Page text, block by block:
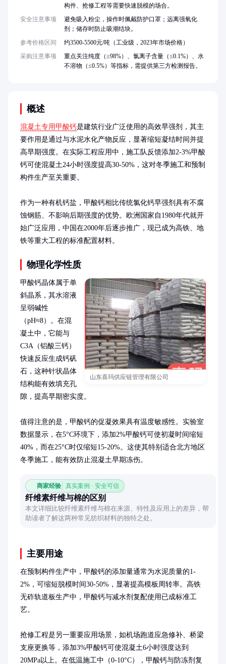
概述
混凝土专用甲酸钙是建筑行业广泛使用的高效早强剂，其主
要作用是通过与水泥水化产物反应，显著缩短凝结时间并提
高早期强度。在实际工程应用中，施工队反馈添加2-3%甲酸
钙可使混凝土24小时强度提高30-50%，这对冬季施工和预制
构件生产至关重要。
作为一种有机钙盐，甲酸钙相比传统氯化钙早强剂具有不腐
蚀钢筋、不影响后期强度的优势。欧洲国家自1980年代就开
始广泛应用，中国在2000年后逐步推广，现已成为高铁、地
铁等重大工程的标准配置材料。
物理化学性质
山东喜玛供应链管理有限公司
甲酸钙晶体属于单
斜晶系，其水溶液
呈弱碱性
（pH≈8）。在混
凝土中，它能与
C3A（铝酸三钙）
快速反应生成钙矾
石，这种针状晶体
结构能有效填充孔
隙，提高早期密实度。
值得注意的是，甲酸钙的促凝效果具有温度敏感性。实验室
数据显示，在5°C环境下，添加2%甲酸钙可使初凝时间缩短
40%，而在25°C时仅缩短15-20%。这使其特别适合北方地区
冬季施工，能有效防止混凝土早期冻伤。
商家经验 真实案例 · 安全可信
纤维素纤维与棉的区别
本文详细比较纤维素纤维与棉在来源、特性及应用上的差异，帮
助读者了解这两种常见纺织材料的独特之处。
主要用途
在预制构件生产中，甲酸钙的添加量通常为水泥质量的1-
2%，可缩短脱模时间30-50%，显著提高模板周转率。高铁
无砟轨道板生产中，甲酸钙与减水剂复配使用已成标准工
艺。
抢修工程是另一重要应用场景，如机场跑道应急修补、桥梁
支座更换等，添加3%甲酸钙可使混凝土6小时强度达到
20MPa以上。在低温施工中（0-10°C），甲酸钙与防冻剂复
构件、抢修工程等需要快速脱模的场合。
安全注意事项
避免吸入粉尘，操作时佩戴防护口罩；远离强氧化
剂；储存时防止吸潮结块。
参考价格区间
约3500-5500元/吨（工业级，2023年市场价格）
采购注意事项
重点关注纯度（≥98%）、氯离子含量（≤0.1%）、水
不溶物（≤0.5%）等指标，需提供第三方检测报告。